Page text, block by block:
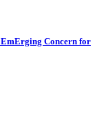
Concern for